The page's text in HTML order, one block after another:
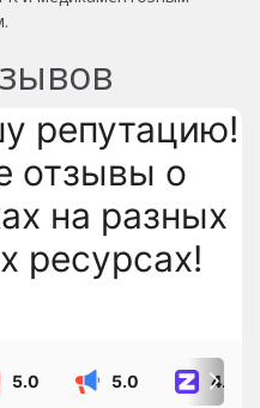
репутацию!
отзывы о
на разных
ресурсах!
5.0 5.0 4.8